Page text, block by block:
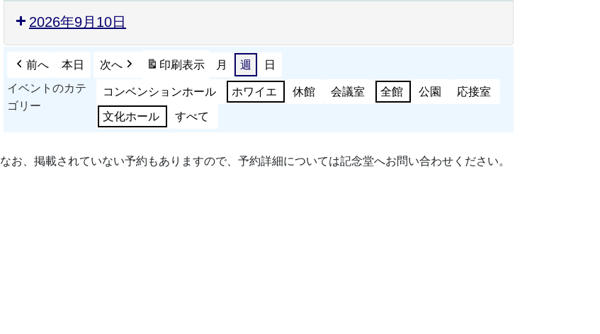
2026年9月10日
前へ 本日 次へ 印刷表示 月 週
日
イベントのカテ
ゴリー
コンベンションホール ホワイエ 休館 会議室 全館 公園 応接室
文化ホール すべて
なお、掲載されていない予約もありますので、予約詳細については記念堂へお問い合わせください。